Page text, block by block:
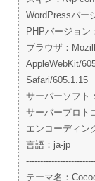
WordPressバー
PHPバージョン
ブラウザ：
AppleWebKit/
Safari/605.1.15
サーバーソフト
サーバープロト
エンコーディン
言語：ja-jp
テーマ名：